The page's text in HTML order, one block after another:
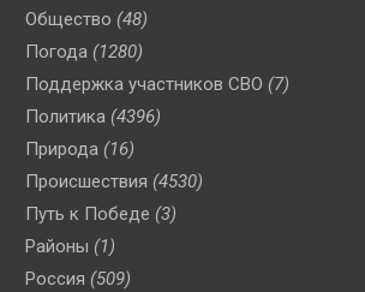
Общество (48)
Погода (1280)
Поддержка участников СВО (7)
Политика (4396)
Природа (16)
Происшествия (4530)
Путь к Победе (3)
Районы (1)
Россия (509)